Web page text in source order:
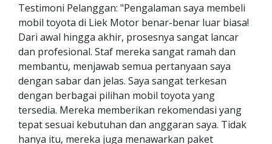
Testimoni Pelanggan: "Pengalaman saya membeli
mobil toyota di Liek Motor benar-benar luar biasa!
Dari awal hingga akhir, prosesnya sangat lancar
dan profesional. Staf mereka sangat ramah dan
membantu, menjawab semua pertanyaan saya
dengan sabar dan jelas. Saya sangat terkesan
dengan berbagai pilihan mobil toyota yang
tersedia. Mereka memberikan rekomendasi yang
tepat sesuai kebutuhan dan anggaran saya. Tidak
hanya itu, mereka juga menawarkan paket